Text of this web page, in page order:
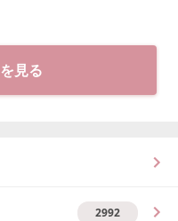
見る
2992